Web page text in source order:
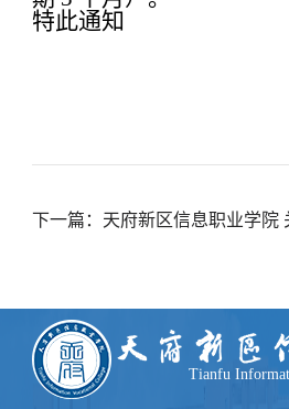
特此通知
下一篇：天府新区信息职业学院
Tianfu